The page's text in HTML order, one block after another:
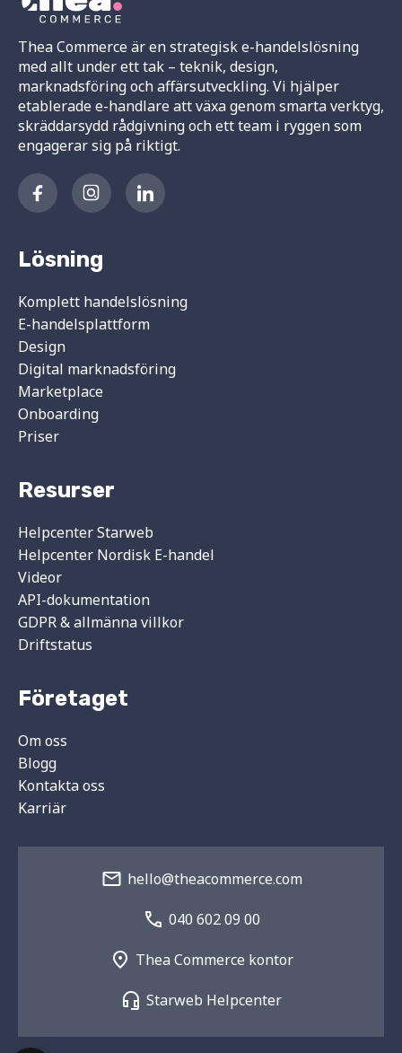
Thea Commerce är en strategisk e-handelslösning
med allt under ett tak – teknik, design,
marknadsföring och affärsutveckling. Vi hjälper
etablerade e-handlare att växa genom smarta verktyg,
skräddarsydd rådgivning och ett team i ryggen som
engagerar sig på riktigt.
Lösning
Komplett handelslösning
E-handelsplattform
Design
Digital marknadsföring
Marketplace
Onboarding
Priser
Resurser
Helpcenter Starweb
Helpcenter Nordisk E-handel
Videor
API-dokumentation
GDPR & allmänna villkor
Driftstatus
Företaget
Om oss
Blogg
Kontakta oss
Karriär
hello@theacommerce.com
040 602 09 00
Thea Commerce kontor
Starweb Helpcenter